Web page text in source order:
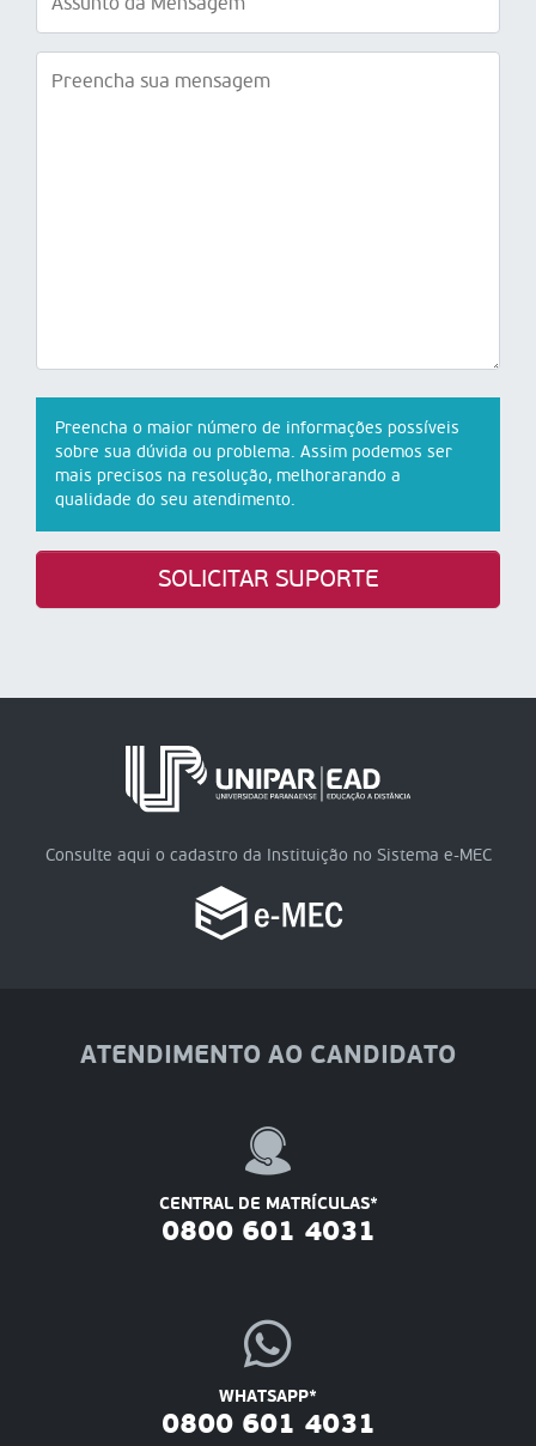
Preencha o maior número de informações possíveis
sobre sua dúvida ou problema. Assim podemos ser
mais precisos na resolução, melhorarando a
qualidade do seu atendimento.
SOLICITAR SUPORTE
Consulte aqui o cadastro da Instituição no Sistema e-MEC
ATENDIMENTO AO CANDIDATO
CENTRAL DE MATRÍCULAS*
0800 601 4031
WHATSAPP*
0800 601 4031